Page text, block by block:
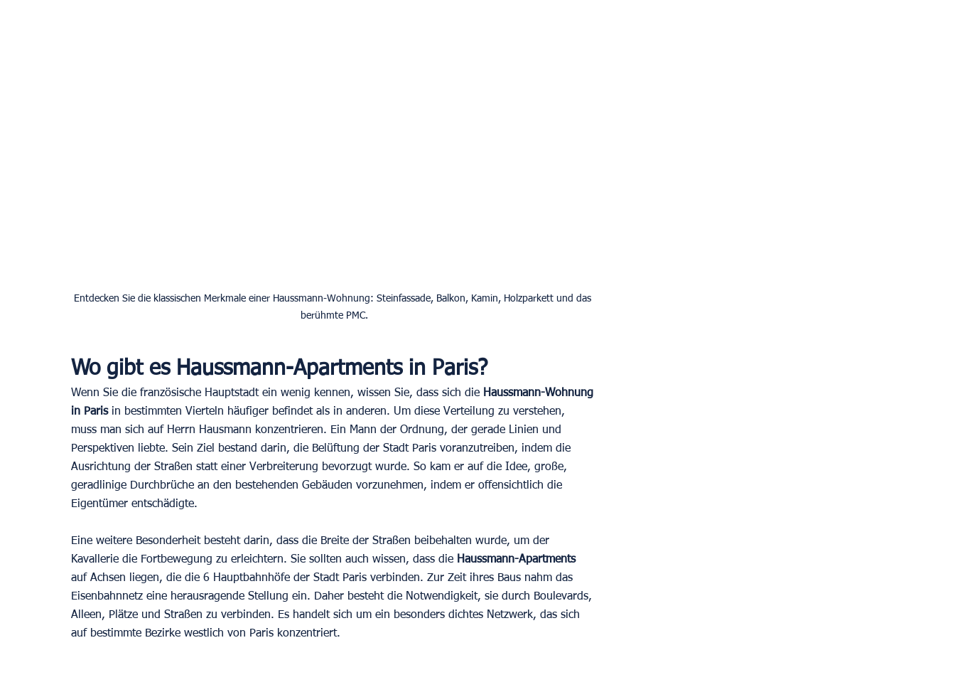
Entdecken Sie die klassischen Merkmale einer Haussmann-Wohnung: Steinfassade, Balkon, Kamin, Holzparkett und das
Wo gibt es Haussmann-Apartments in Paris?
Wenn Sie die französische Hauptstadt ein wenig kennen, wissen Sie, dass sich die Haussmann-Wohnung
in Paris in bestimmten Vierteln häufiger befindet als in anderen. Um diese Verteilung zu verstehen,
muss man sich auf Herrn Hausmann konzentrieren. Ein Mann der Ordnung, der gerade Linien und
Perspektiven liebte. Sein Ziel bestand darin, die Belüftung der Stadt Paris voranzutreiben, indem die
Ausrichtung der Straßen statt einer Verbreiterung bevorzugt wurde. So kam er auf die Idee, große,
geradlinige Durchbrüche an den bestehenden Gebäuden vorzunehmen, indem er offensichtlich die
Eigentümer entschädigte.
Eine weitere Besonderheit besteht darin, dass die Breite der Straßen beibehalten wurde, um der
Kavallerie die Fortbewegung zu erleichtern. Sie sollten auch wissen, dass die Haussmann-Apartments
auf Achsen liegen, die die 6 Hauptbahnhöfe der Stadt Paris verbinden. Zur Zeit ihres Baus nahm das
Eisenbahnnetz eine herausragende Stellung ein. Daher besteht die Notwendigkeit, sie durch Boulevards,
Alleen, Plätze und Straßen zu verbinden. Es handelt sich um ein besonders dichtes Netzwerk, das sich
auf bestimmte Bezirke westlich von Paris konzentriert.